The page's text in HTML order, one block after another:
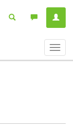
ein-/